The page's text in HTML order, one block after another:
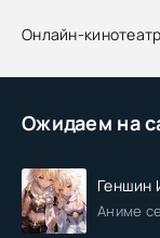
Ожидаем на
Геншин
Аниме
Онлайн-кинотеатр